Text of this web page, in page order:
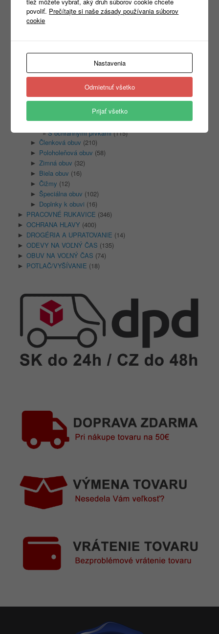
REKLAMNÝ TEXTIL(465)
PRACOVNÉ ODEVY(1333)
(1315)
► Sandale(128)
Bez ochranných prvkov(59)
S ochrannými prvkami(115)
► Členková obuv (210)
► Poloholeňová obuv (58)
► Zimná obuv (32)
► Biela obuv (16)
► Čižmy (12)
► Špeciálna obuv (102)
► Doplnky k obuvi (16)
► PRACOVNÉ RUKAVICE (346)
► OCHRANA HLAVY (400)
► DROGÉRIA A UPRATOVANIE (14)
► ODEVY NA VOĽNÝ ČAS (135)
► OBUV NA VOĽNÝ ČAS (74)
► POTLAČ/VYŠÍVANIE (18)
povoliť. Prečítajte si naše zásady používania súborov
cookie
Nastavenia
Odmietnuť všetko
Prijať všetko